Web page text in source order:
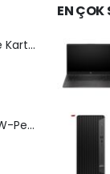
Epson 112 Mavi Şişe Kartuş (C13T06C24A)
Everest K310 (350W-Peak) Midi Tower Siyah
EN ÇOK